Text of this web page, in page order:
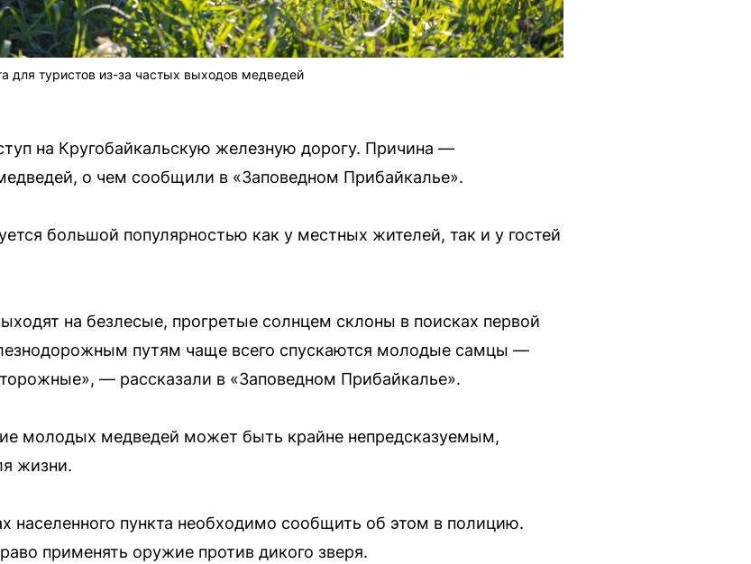
для туристов из-за частых выходов медведей
на Кругобайкальскую железную дорогу. Причина —
о чем сообщили в «Заповедном Прибайкалье».
большой популярностью как у местных жителей, так и у гостей
на безлесые, прогретые солнцем склоны в поисках первой
путям чаще всего спускаются молодые самцы —
— рассказали в «Заповедном Прибайкалье».
молодых медведей может быть крайне непредсказуемым,
жизни.
населенного пункта необходимо сообщить об этом в полицию.
применять оружие против дикого зверя.